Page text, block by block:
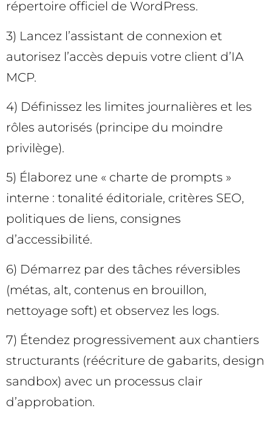
répertoire officiel de WordPress.
3) Lancez l’assistant de connexion et
autorisez l’accès depuis votre client d’IA
MCP.
4) Définissez les limites journalières et les
rôles autorisés (principe du moindre
privilège).
5) Élaborez une « charte de prompts »
interne : tonalité éditoriale, critères SEO,
politiques de liens, consignes
d’accessibilité.
6) Démarrez par des tâches réversibles
(métas, alt, contenus en brouillon,
nettoyage soft) et observez les logs.
7) Étendez progressivement aux chantiers
structurants (réécriture de gabarits, design
sandbox) avec un processus clair
d’approbation.